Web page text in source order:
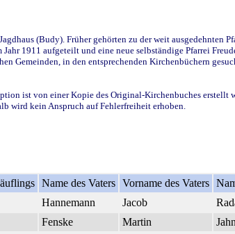
(Budy). Früher gehörten zu der weit ausgedehnten
1911 aufgeteilt und eine neue selbständige Pfarrei
in den entsprechenden Kirchenbüchern
ist von einer Kopie des Original-Kirchenbuches erstellt
wird kein Anspruch auf Fehlerfreiheit erhoben.
Name des Vaters Vorname des Vaters
Hannemann Jacob
Fenske Martin Jahn